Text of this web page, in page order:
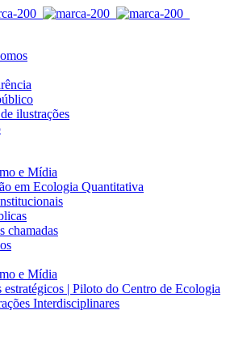
ilustrações
e Mídia
em Ecologia Quantitativa
chamadas
e Mídia
estratégicos | Piloto do Centro de Ecologia
Interdisciplinares